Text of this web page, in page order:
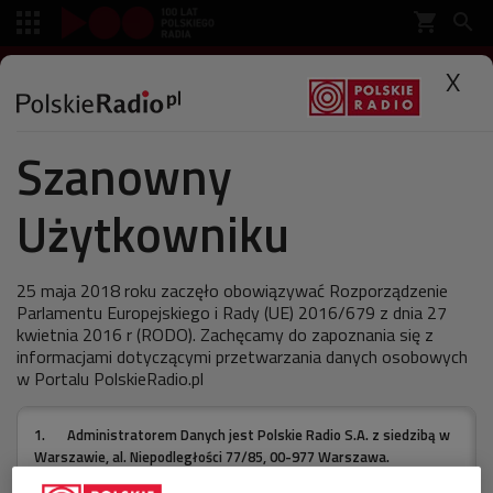
 X
Szanowny
Użytkowniku
25 maja 2018 roku zaczęło obowiązywać Rozporządzenie
Parlamentu Europejskiego i Rady (UE) 2016/679 z dnia 27
kwietnia 2016 r (RODO). Zachęcamy do zapoznania się z
informacjami dotyczącymi przetwarzania danych osobowych
w Portalu PolskieRadio.pl
1.
Administratorem Danych jest Polskie Radio S.A. z siedzibą w
Warszawie, al. Niepodległości 77/85, 00-977 Warszawa.
2.
W sprawach związanych z Pani/a danymi należy kontaktować
Specjalne
Najlepsze piosenki na
zmotoryzowaną majówkę
ostatnia aktualizacja:
Żelazny zestaw muzyczny dla majowych kierowców